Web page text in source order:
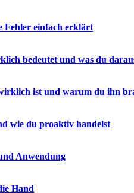
Fehler einfach erklärt
bedeutet und was du
ist und warum du ihn
wie du proaktiv handelst
Anwendung
Hand